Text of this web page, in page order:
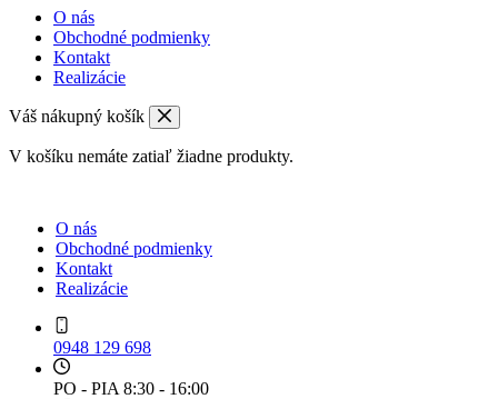
O nás
Obchodné podmienky
Kontakt
Realizácie
Váš nákupný košík
V košíku nemáte zatiaľ žiadne produkty.
O nás
Obchodné podmienky
Kontakt
Realizácie
0948 129 698
PO - PIA 8:30 - 16:00